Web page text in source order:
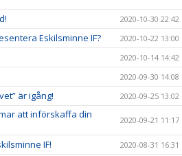
2020-10-30 22:42
Eskilsminne IF? 2020-10-22 13:00
2020-10-14 14:42
2020-09-30 14:08
är igång! 2020-09-25 13:02
att införskaffa din
2020-09-21 11:17
IF! 2020-08-31 16:31